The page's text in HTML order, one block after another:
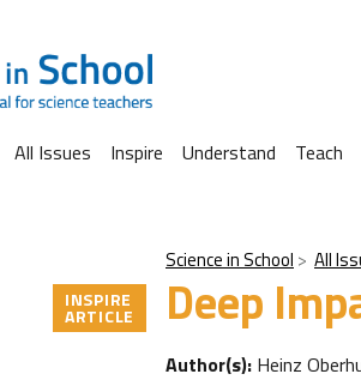
All Issues Inspire Understand Teach
Science in School All
Deep
INSPIRE
ARTICLE
Author(s): Heinz